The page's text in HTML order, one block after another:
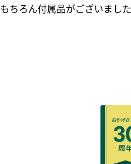
もちろん付属品がございまし